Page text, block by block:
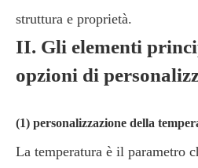
struttura e proprietà.
II. Gli elementi
opzioni di
(1) personalizzazione della
La temperatura è il parametro